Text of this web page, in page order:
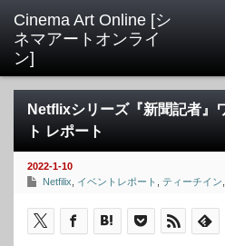
Netflixシリーズ『新聞記者』
ト レポート
2022-1-10
Netfilix
イベントレポート ティーチイン